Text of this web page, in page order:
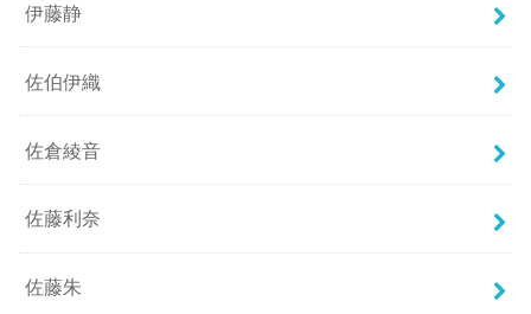
伊藤静
佐伯伊織
佐倉綾音
佐藤利奈
佐藤朱